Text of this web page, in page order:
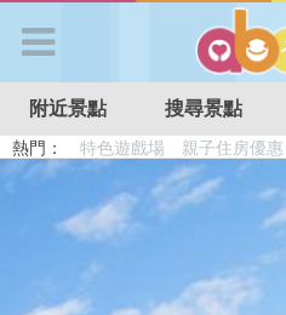
APP登入
首 頁
搜尋景點
附近景點 搜尋景點
熱門： 特色遊戲場 親子住房優惠
溜滑梯民宿
觀光工廠